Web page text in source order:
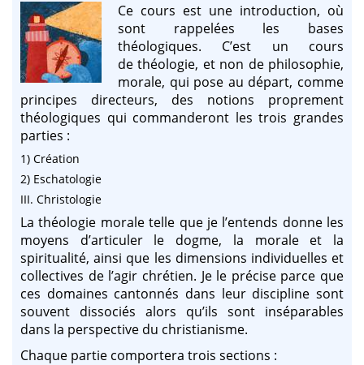
Ce cours est une introduction, où
sont rappelées les bases
théologiques. C’est un cours
de théologie, et non de philosophie,
morale, qui pose au départ, comme
principes directeurs, des notions proprement
théologiques qui commanderont les trois grandes
parties :
1) Création
2) Eschatologie
III. Christologie
La théologie morale telle que je l’entends donne les
moyens d’articuler le dogme, la morale et la
spiritualité, ainsi que les dimensions individuelles et
collectives de l’agir chrétien. Je le précise parce que
ces domaines cantonnés dans leur discipline sont
souvent dissociés alors qu’ils sont inséparables
dans la perspective du christianisme.
Chaque partie comportera trois sections :